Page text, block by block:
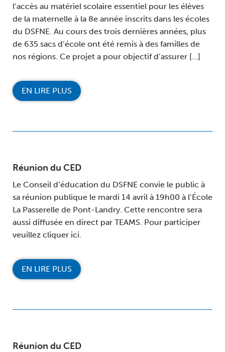
l’accès au matériel scolaire essentiel pour les élèves
de la maternelle à la 8e année inscrits dans les écoles
du DSFNE. Au cours des trois dernières années, plus
de 635 sacs d’école ont été remis à des familles de
nos régions. Ce projet a pour objectif d’assurer […]
EN LIRE PLUS
Réunion du CED
Le Conseil d’éducation du DSFNE convie le public à
sa réunion publique le mardi 14 avril à 19h00 à l’École
La Passerelle de Pont-Landry. Cette rencontre sera
aussi diffusée en direct par TEAMS. Pour participer
veuillez cliquer ici.
EN LIRE PLUS
Réunion du CED